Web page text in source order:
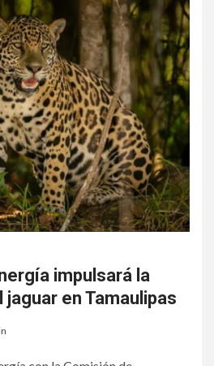
impulsará la
en Tamaulipas